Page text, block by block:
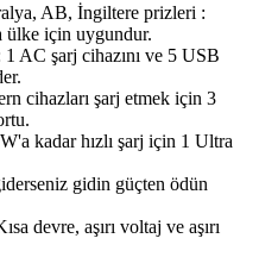
AB, İngiltere prizleri :
ülke için uygundur.
1 AC şarj cihazını ve 5 USB
cihazları şarj etmek için 3
kadar hızlı şarj için 1 Ultra
gidin güçten ödün
devre, aşırı voltaj ve aşırı